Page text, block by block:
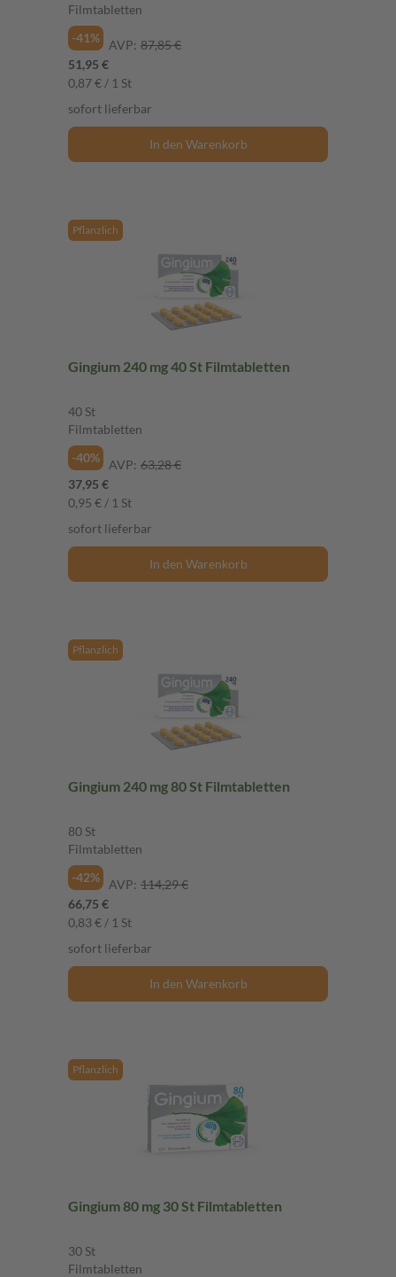
Filmtabletten
-41%
AVP: 87,85 €
51,95 €
0,87 € / 1 St
sofort lieferbar
In den Warenkorb
Pflanzlich
Gingium 240 mg 40 St Filmtabletten
40 St
Filmtabletten
-40%
AVP: 63,28 €
37,95 €
0,95 € / 1 St
sofort lieferbar
In den Warenkorb
Pflanzlich
Gingium 240 mg 80 St Filmtabletten
80 St
Filmtabletten
-42%
AVP: 114,29 €
66,75 €
0,83 € / 1 St
sofort lieferbar
In den Warenkorb
Pflanzlich
Gingium 80 mg 30 St Filmtabletten
30 St
Filmtabletten